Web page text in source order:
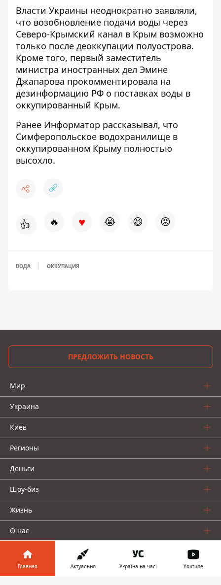
Власти Украины неоднократно заявляли,
что возобновление подачи воды через
Северо-Крымский канал в Крым возможно
только после деоккупации полуострова.
Кроме того, первый заместитель
министра иностранных дел Эмине
Джапарова прокомментировала на
дезинформацию РФ о поставках воды в
оккупированный Крым.
Ранее Информатор рассказывал, что
Симферопольское водохранилище в
оккупированном Крыму полностью
высохло.
👍 🔥 ♥ 😭 😆 😡
ВОДА ОККУПАЦИЯ
ПРЕДЛОЖИТЬ НОВОСТЬ
Мир
Украина
Киев
Регионы
Деньги
Шоу-биз
Жизнь
О нас
Главная Актуально Україна на часі Youtube